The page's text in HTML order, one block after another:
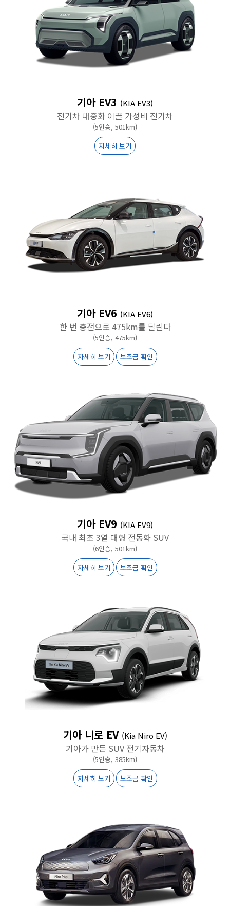
기아 EV3 (KIA EV3)
전기차 대중화 이끌 가성비 전기차
(5인승, 501km)
자세히 보기
기아 EV6 (KIA EV6)
한 번 충전으로 475km를 달린다
(5인승, 475km)
자세히 보기
보조금 확인
기아 EV9 (KIA EV9)
국내 최초 3열 대형 전동화 SUV
(6인승, 501km)
자세히 보기
보조금 확인
기아 니로 EV (Kia Niro EV)
기아가 만든 SUV 전기자동차
(5인승, 385km)
자세히 보기
보조금 확인